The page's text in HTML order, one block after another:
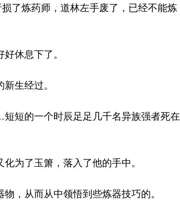
了炼药师，道林左手废了，已经不能炼
休息下了。
生经过。
短的一个时辰足足几千名异族强者死在
为了玉箫，落入了他的手中。
，从而从中领悟到些炼器技巧的。